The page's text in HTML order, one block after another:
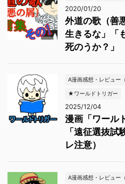
2020/01/20
外道の歌（善
生きるな」「
死のうか？」
A漫画感想・レビュー
★ワールドトリガー
2025/12/04
漫画「ワール
「遠征選抜
レ注意）
A漫画感想・レビュー